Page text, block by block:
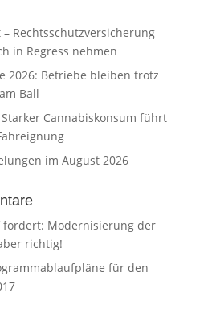
Rechtsschutzversicherung
in Regress nehmen
2026: Betriebe bleiben trotz
Ball
Cannabiskonsum führt
im August 2026
fordert: Modernisierung der
richtig!
für den